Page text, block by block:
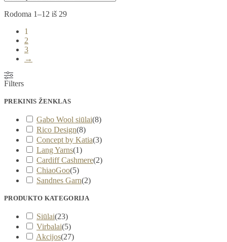
Rodoma 1–12 iš 29
1
2
3
→
Filters
PREKINIS ŽENKLAS
Gabo Wool siūlai(8)
Rico Design(8)
Concept by Katia(3)
Lang Yarns(1)
Cardiff Cashmere(2)
ChiaoGoo(5)
Sandnes Garn(2)
PRODUKTO KATEGORIJA
Siūlai(23)
Virbalai(5)
Akcijos(27)